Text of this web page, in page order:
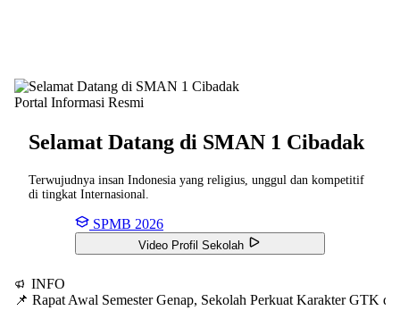
Portal Informasi Resmi
Selamat Datang di SMAN 1 Cibadak
Terwujudnya insan Indonesia yang religius, unggul dan kompetitif
di tingkat Internasional.
SPMB 2026
Video Profil Sekolah
INFO
📌 Rapat Awal Semester Genap, Sekolah Perkuat Karakter GTK